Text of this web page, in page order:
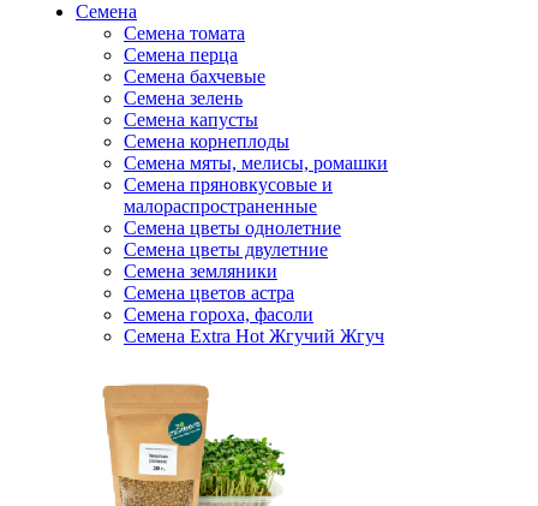
Семена
Семена томата
Семена перца
Семена бахчевые
Семена зелень
Семена капусты
Семена корнеплоды
Семена мяты, мелисы, ромашки
Семена пряновкусовые и
малораспространенные
Семена цветы однолетние
Семена цветы двулетние
Семена земляники
Семена цветов астра
Семена гороха, фасоли
Семена Extra Hot Жгучий Жгуч